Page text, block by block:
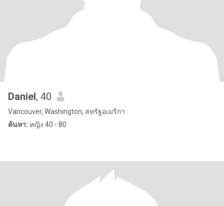
Daniel, 40
Vancouver, Washington, สหรัฐอเมริกา
ค้นหา: หญิง 40 - 80